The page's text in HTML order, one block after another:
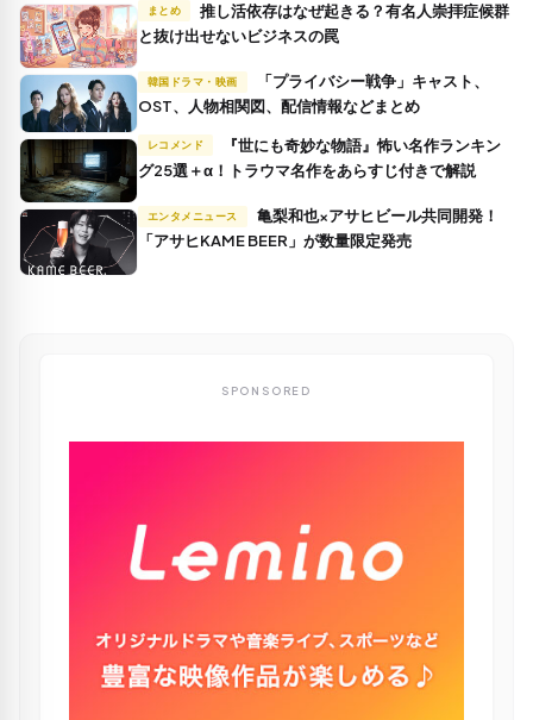
まとめ
推し活依存はなぜ起きる？有名人崇拝症候群
と抜け出せないビジネスの罠
韓国ドラマ・映画
OST、人物相関図、配信情報などまとめ
レコメンド
グ25選＋α！トラウマ名作をあらすじ付きで解説
エンタメニュース
「アサヒKAME BEER」が数量限定発売
SPONSORED